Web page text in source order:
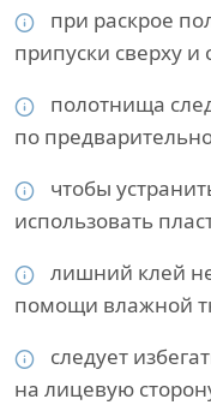
при раскрое
припуски сверху и
полотнища
по
чтобы
использовать
лишний клей
помощи влажной
следует
на лицевую